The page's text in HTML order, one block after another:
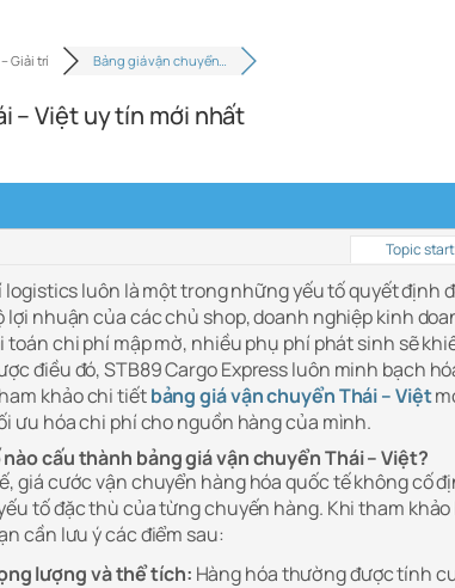
Giải trí Bảng giá vận chuyển…
– Việt uy tín mới nhất
Topic
logistics luôn là một trong những yếu tố quyết định
lợi nhuận của các chủ shop, doanh nghiệp kinh
toán chi phí mập mờ, nhiều phụ phí phát sinh sẽ
điều đó, STB89 Cargo Express luôn minh bạch
khảo chi tiếtbảng giá vận chuyển Thái – Việt
ưu hóa chi phí cho nguồn hàng của mình.
cấu thành bảng giá vận chuyển Thái – Việt?
giá cước vận chuyển hàng hóa quốc tế không cố
tố đặc thù của từng chuyến hàng. Khi tham khảo
cần lưu ý các điểm sau:
lượng và thể tích: Hàng hóa thường được tính